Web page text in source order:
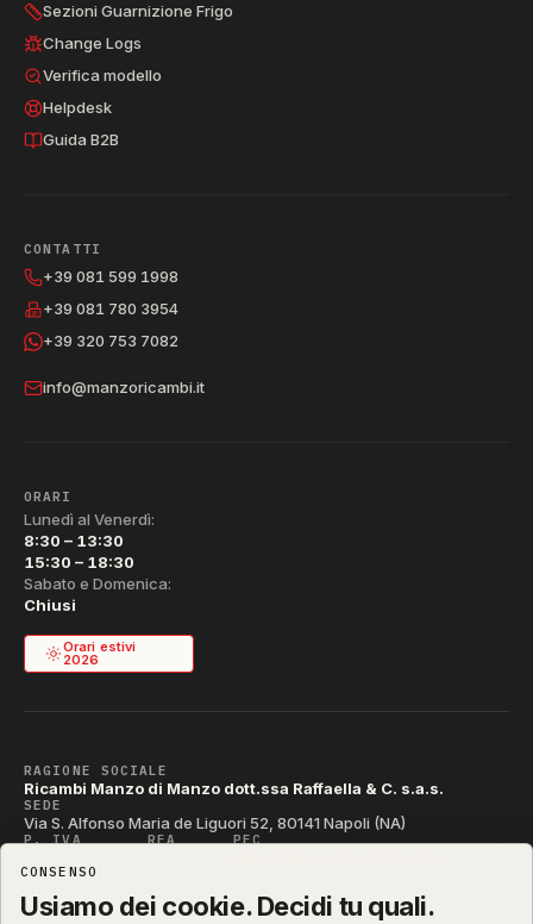
Sezioni Guarnizione Frigo
Change Logs
Verifica modello
Helpdesk
Guida B2B
CONTATTI
+39 081 599 1998
+39 081 780 3954
+39 320 753 7082
info@manzoricambi.it
ORARI
Lunedì al Venerdì:
8:30 – 13:30
15:30 – 18:30
Sabato e Domenica:
Chiusi
Orari estivi
2026
RAGIONE SOCIALE
Ricambi Manzo di Manzo dott.ssa Raffaella & C. s.a.s.
SEDE
Via S. Alfonso Maria de Liguori 52, 80141 Napoli (NA)
P. IVA REA PEC
CODICE SDI
T04ZHR3
CONSENSO
Usiamo dei cookie. Decidi tu quali.